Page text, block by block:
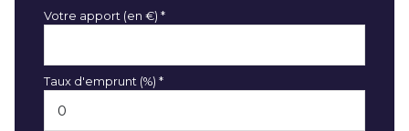
Votre apport (en €) *
Taux d'emprunt (%) *